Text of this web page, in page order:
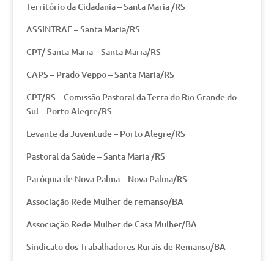
Território da Cidadania – Santa Maria /RS
ASSINTRAF – Santa Maria/RS
CPT/ Santa Maria – Santa Maria/RS
CAPS – Prado Veppo – Santa Maria/RS
CPT/RS – Comissão Pastoral da Terra do Rio Grande do
Sul – Porto Alegre/RS
Levante da Juventude – Porto Alegre/RS
Pastoral da Saúde – Santa Maria /RS
Paróquia de Nova Palma – Nova Palma/RS
Associação Rede Mulher de remanso/BA
Associação Rede Mulher de Casa Mulher/BA
Sindicato dos Trabalhadores Rurais de Remanso/BA